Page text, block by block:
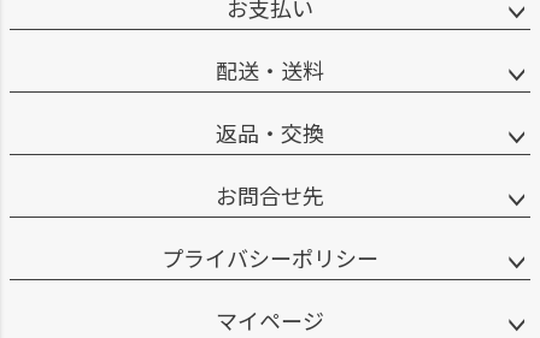
お支払い
配送・送料
返品・交換
お問合せ先
プライバシーポリシー
マイページ